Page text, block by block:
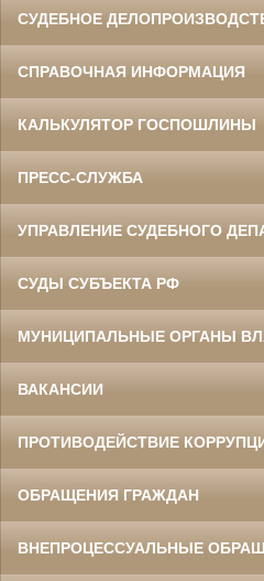
СУДЕБНОЕ
СПРАВОЧНАЯ ИНФОРМАЦИЯ
КАЛЬКУЛЯТОР ГОСПОШЛИНЫ
ПРЕСС-СЛУЖБА
УПРАВЛЕНИЕ СУДЕБНОГО
СУДЫ СУБЪЕКТА РФ
МУНИЦИПАЛЬНЫЕ ОРГАНЫ
ВАКАНСИИ
ПРОТИВОДЕЙСТВИЕ
ОБРАЩЕНИЯ ГРАЖДАН
ВНЕПРОЦЕССУАЛЬНЫЕ